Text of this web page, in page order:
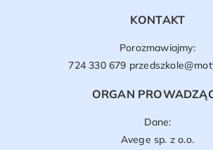
KONTAKT
Porozmawiajmy:
724 330 679
ORGAN
Dane:
Avege sp. z o.o.